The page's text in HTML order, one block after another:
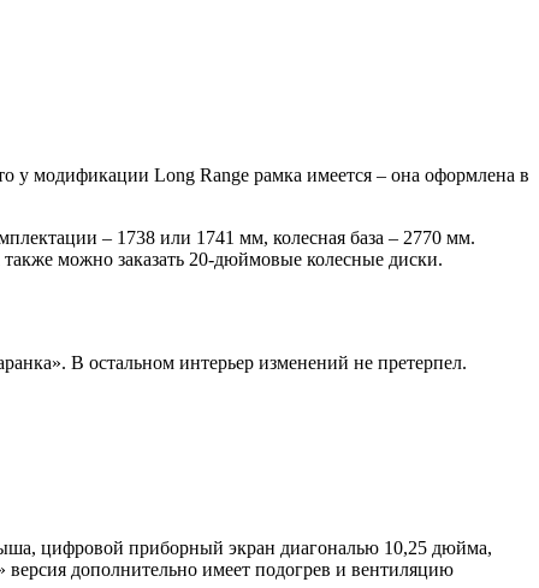
у модификации Long Range рамка имеется – она оформлена в
– 1738 или 1741 мм, колесная база – 2770 мм.
можно заказать 20-дюймовые колесные диски.
В остальном интерьер изменений не претерпел.
цифровой приборный экран диагональю 10,25 дюйма,
дополнительно имеет подогрев и вентиляцию